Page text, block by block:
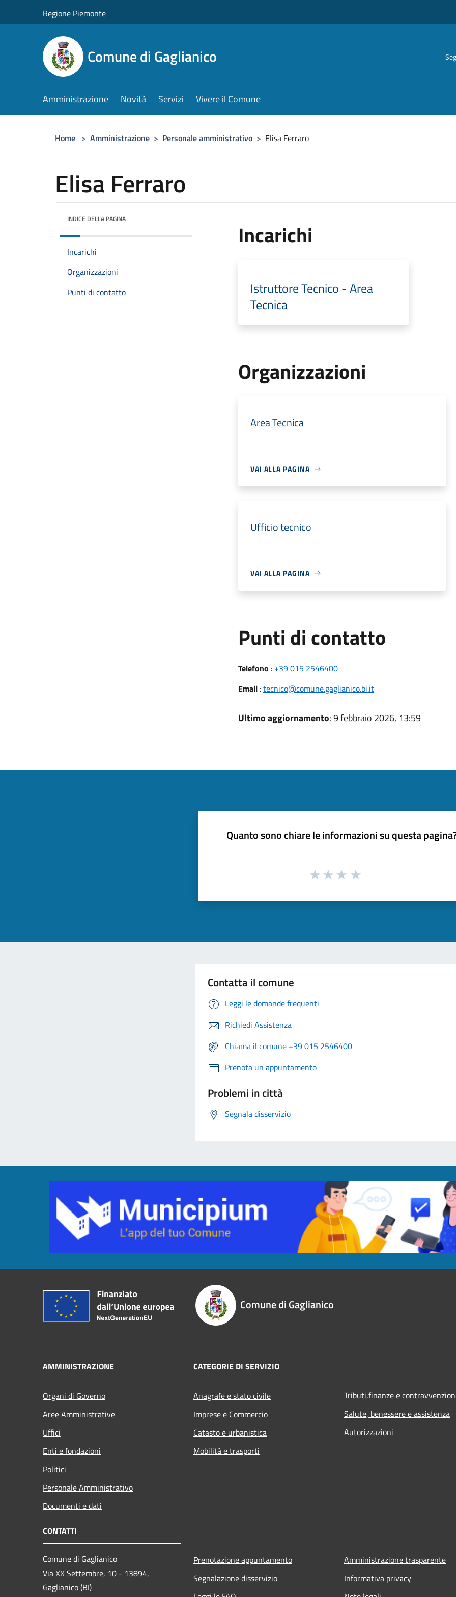
Regione Piemonte
Comune di Gaglianico
Amministrazione Novità Servizi Vivere il Comune
Home > Amministrazione > Personale amministrativo > Elisa Ferraro
Elisa Ferraro
INDICE DELLA PAGINA
Incarichi
Organizzazioni
Punti di contatto
Incarichi
Istruttore Tecnico - Area
Tecnica
Organizzazioni
Area Tecnica
VAI ALLA PAGINA
Ufficio tecnico
VAI ALLA PAGINA
Punti di contatto
Telefono : +39 015 2546400
Email:tecnico@comune.gaglianico.bi.it
Ultimo aggiornamento: 9 febbraio 2026, 13:59
Quanto sono chiare le informazioni su questa
Contatta il comune
Leggi le domande frequenti
Richiedi Assistenza
Chiama il comune +39 015 2546400
Prenota un appuntamento
Problemi in città
Segnala disservizio
Comune di Gaglianico
AMMINISTRAZIONE
Organi di Governo
Aree Amministrative
Uffici
Enti e fondazioni
Politici
Personale Amministrativo
Documenti e dati
CATEGORIE DI SERVIZIO
Anagrafe e stato civile
Imprese e Commercio
Catasto e urbanistica
Mobilità e trasporti
Tributi,finanze e
Salute, benessere e assistenza
Autorizzazioni
CONTATTI
Comune di Gaglianico
Via XX Settembre, 10 - 13894,
Gaglianico (BI)
Prenotazione appuntamento
Segnalazione disservizio
Amministrazione trasparente
Informativa privacy